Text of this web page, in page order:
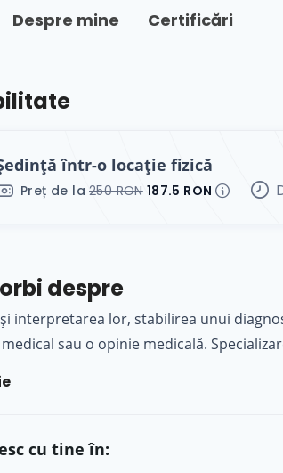
Despre mine Certificări
într-o locație fizică
Preț de la 250 RON 187.5 RON
despre
interpretarea lor, stabilirea unui
sau o opinie medicală.
cu tine în: